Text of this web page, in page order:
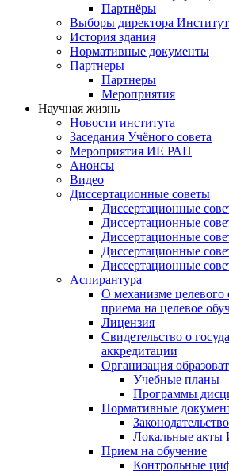
Партнёры
Выборы директора
История здания
Нормативные документы
Партнеры
Партнеры
Мероприятия
Научная жизнь
Новости института
Заседания Учёного совета
Мероприятия ИЕ РАН
Анонсы
Видео
Диссертационные советы
Диссертационные
Диссертационные
Диссертационные
Диссертационные
Диссертационные
Аспирантура
О механизме целевого
приема на целевое
Лицензия
Свидетельство о
аккредитации
Организация
Учебные планы
Программы
Нормативные
Законодательство
Локальные
Прием на обучение
Контрольные